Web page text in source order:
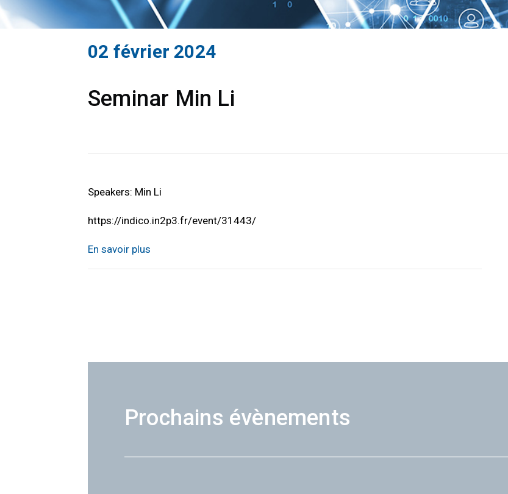
02 février 2024
Seminar Min Li
Speakers: Min Li
https://indico.in2p3.fr/event/31443/
En savoir plus
Prochains évènements